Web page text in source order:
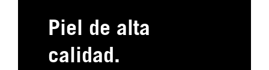
Piel de alta
calidad.